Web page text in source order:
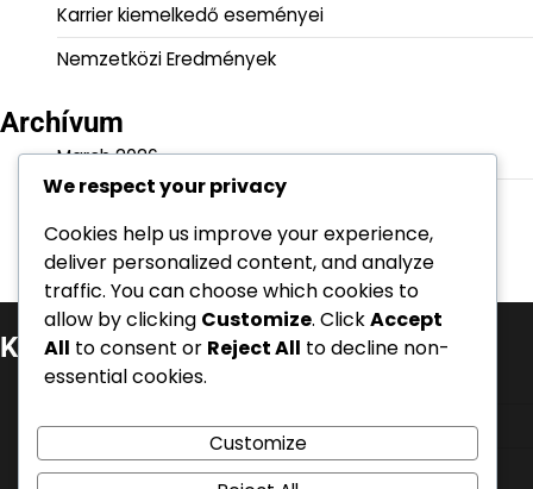
Karrier kiemelkedő eseményei
Nemzetközi Eredmények
Archívum
March 2026
February 2026
Kategóriák
Játékos Életrajzok
Karrier kiemelkedő eseményei
Nemzetközi Eredmények
We respect your privacy
Cookies help us improve your experience,
deliver personalized content, and analyze
traffic. You can choose which cookies to
allow by clicking Customize. ClickAccept
All to consent or Reject All to decline non-
essential cookies.
Customize